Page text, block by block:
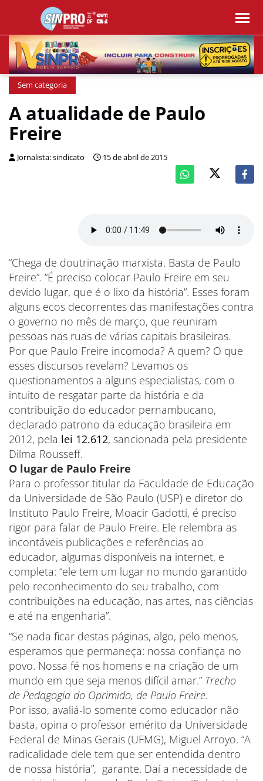
Sem categoria
A atualidade de Paulo
Freire
Jornalista: sindicato 15 de abril de 2015
“Chega de doutrinação marxista. Basta de Paulo
Freire”. “É preciso colocar Paulo Freire em seu
devido lugar, que é o lixo da história”. Esses foram
alguns ecos decorrentes das manifestações contra
o governo no mês de março, que reuniram
pessoas nas ruas de várias capitais brasileiras.
Por que Paulo Freire incomoda? A quem? O que
esses discursos revelam? Levamos os
questionamentos a alguns especialistas, com o
intuito de resgatar parte da história e da
contribuição do educador pernambucano,
declarado patrono da educação brasileira em
2012, pela lei 12.612, sancionada pela presidente
Dilma Rousseff.
O lugar de Paulo Freire
Para o professor titular da Faculdade de Educação
da Universidade de São Paulo (USP) e diretor do
Instituto Paulo Freire, Moacir Gadotti, é preciso
rigor para falar de Paulo Freire. Ele relembra as
incontáveis publicações e referências ao
educador, algumas disponíveis na internet, e
completa: “ele tem um lugar no mundo garantido
pelo reconhecimento do seu trabalho, com
contribuições na educação, nas artes, nas ciências
e até na engenharia”.
“Se nada ficar destas páginas, algo, pelo menos,
esperamos que permaneça: nossa confiança no
povo. Nossa fé nos homens e na criação de um
mundo em que seja menos difícil amar.” Trecho
de Pedagogia do Oprimido, de Paulo Freire.
Por isso, avaliá-lo somente como educador não
basta, opina o professor emérito da Universidade
Federal de Minas Gerais (UFMG), Miguel Arroyo. “A
radicalidade dele tem que ser entendida dentro
de nossa história”, garante. Daí a necessidade de